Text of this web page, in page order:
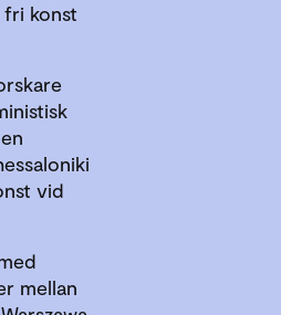
konst
vid
mellan